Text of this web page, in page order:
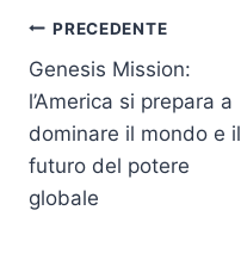
Navigazione
articoli
PRECEDENTE
Genesis Mission:
l’America si prepara a
dominare il mondo e il
futuro del potere
globale